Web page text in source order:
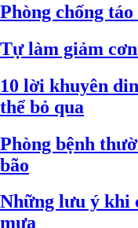
Phòng chống
Tự làm giảm
10 lời khuyên
thể bỏ qua
Phòng bệnh
bão
Những lưu ý khi
mưa